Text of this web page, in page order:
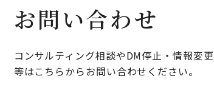
お問い合わせ
コンサルティング相談やDM停止・情報変更
等はこちらからお問い合わせください。